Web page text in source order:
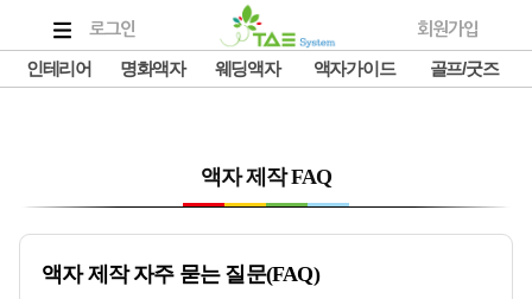
로그인 회원가입
인테리어 명화액자 웨딩액자 액자가이드 골프/굿즈
액자 제작 FAQ
액자 제작 자주 묻는 질문(FAQ)